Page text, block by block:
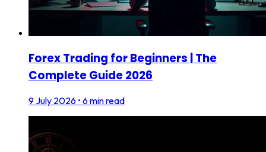
Forex Trading for Beginners | The
Complete Guide 2026
9 July 2026 • 6 min read